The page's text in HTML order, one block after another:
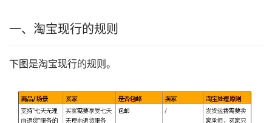
一、淘宝现行的规则
下图是淘宝现行的规则。